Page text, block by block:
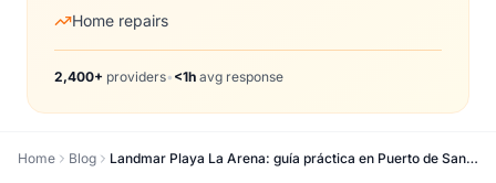
Home repairs
2,400+ providers• <1h avg response
Home Blog Landmar Playa La Arena: guía práctica en Puerto de Santiago (Platinum, mejores vistas, rutina nocturna y acceso a la playa)